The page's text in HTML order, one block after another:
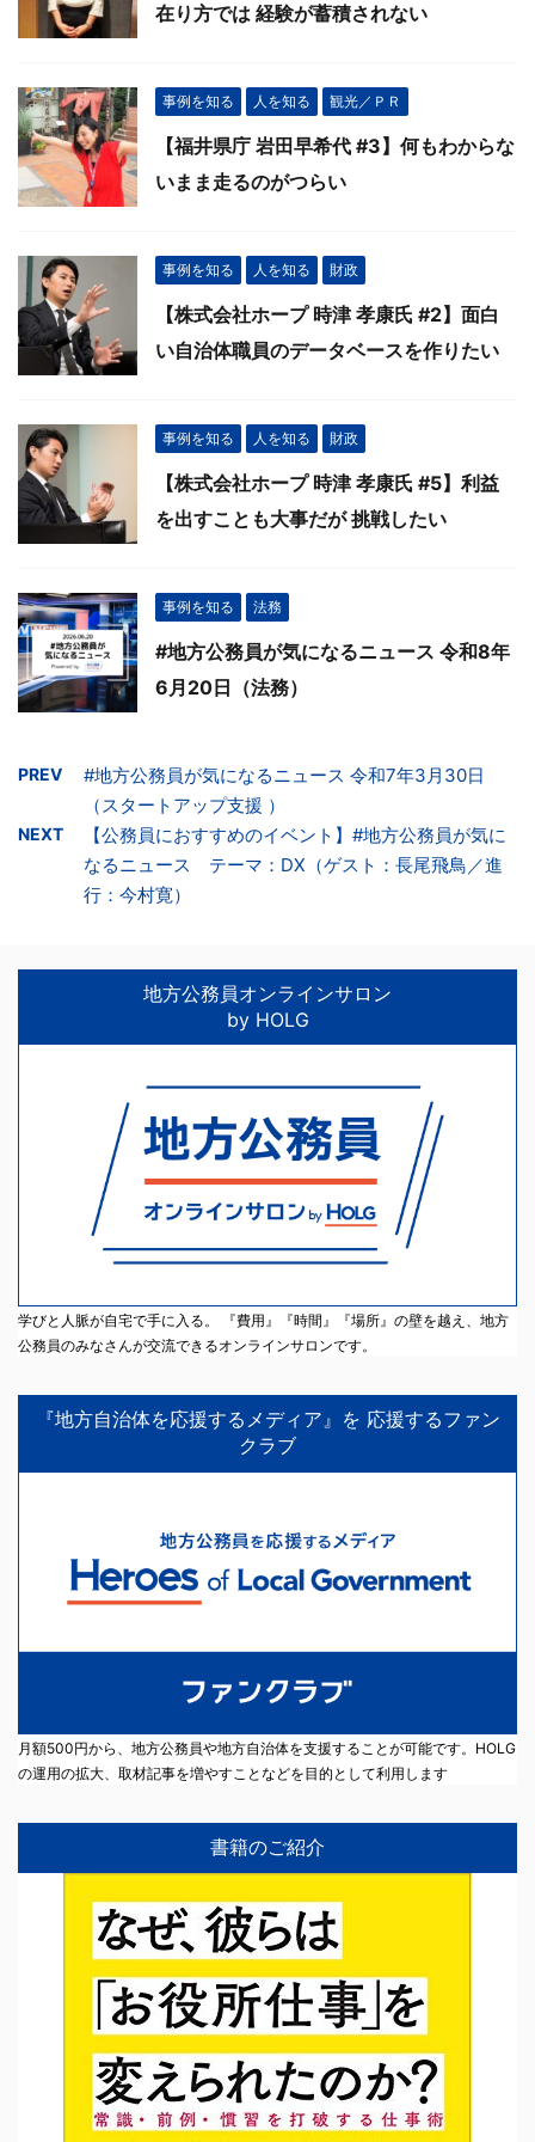
在り方では 経験が蓄積されない
事例を知る 人を知る 観光／ＰＲ
【福井県庁 岩田早希代 #3】何もわからな
いまま走るのがつらい
事例を知る 人を知る 財政
【株式会社ホープ 時津 孝康氏 #2】面白
い自治体職員のデータベースを作りたい
事例を知る 人を知る 財政
【株式会社ホープ 時津 孝康氏 #5】利益
を出すことも大事だが 挑戦したい
事例を知る 法務
#地方公務員が気になるニュース 令和8年
6月20日（法務）
PREV
#地方公務員が気になるニュース 令和7年3月30日
（スタートアップ支援 ）
NEXT
【公務員におすすめのイベント】#地方公務員が気に
なるニュース テーマ：DX（ゲスト：長尾飛鳥／進
行：今村寛）
地方公務員オンラインサロン
by HOLG
学びと人脈が自宅で手に入る。 『費用』『時間』『場所』の壁を越え、地方
公務員のみなさんが交流できるオンラインサロンです。
『地方自治体を応援するメディア』を 応援するファン
クラブ
月額500円から、地方公務員や地方自治体を支援することが可能です。HOLG
の運用の拡大、取材記事を増やすことなどを目的として利用します
書籍のご紹介